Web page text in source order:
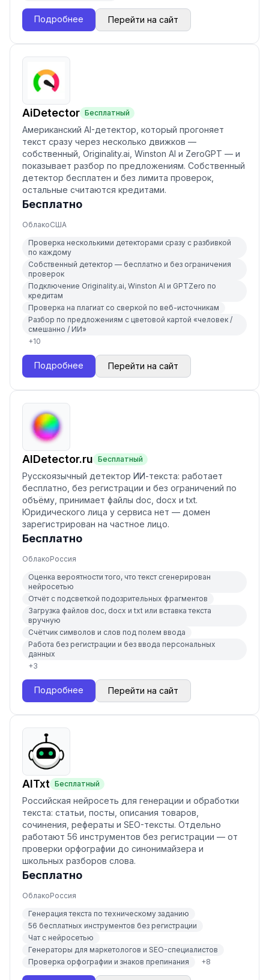
Подробнее Перейти на сайт
AiDetector Бесплатный
Американский AI-детектор, который прогоняет
текст сразу через несколько движков —
собственный, Originality.ai, Winston AI и ZeroGPT — и
показывает разбор по предложениям. Собственный
детектор бесплатен и без лимита проверок,
остальные считаются кредитами.
Бесплатно
ОблакоСША
Проверка несколькими детекторами сразу с разбивкой
по каждому
Собственный детектор — бесплатно и без ограничения
проверок
Подключение Originality.ai, Winston AI и GPTZero по
кредитам
Проверка на плагиат со сверкой по веб-источникам
Разбор по предложениям с цветовой картой «человек /
смешанно / ИИ»
+10
Подробнее Перейти на сайт
AIDetector.ru Бесплатный
Русскоязычный детектор ИИ-текста: работает
бесплатно, без регистрации и без ограничений по
объёму, принимает файлы doc, docx и txt.
Юридического лица у сервиса нет — домен
зарегистрирован на частное лицо.
Бесплатно
ОблакоРоссия
Оценка вероятности того, что текст сгенерирован
нейросетью
Отчёт с подсветкой подозрительных фрагментов
Загрузка файлов doc, docx и txt или вставка текста
вручную
Счётчик символов и слов под полем ввода
Работа без регистрации и без ввода персональных
данных
+3
Подробнее Перейти на сайт
AITxt Бесплатный
Российская нейросеть для генерации и обработки
текста: статьи, посты, описания товаров,
сочинения, рефераты и SEO-тексты. Отдельно
работают 56 инструментов без регистрации — от
проверки орфографии до синонимайзера и
школьных разборов слова.
Бесплатно
ОблакоРоссия
Генерация текста по техническому заданию
56 бесплатных инструментов без регистрации
Чат с нейросетью
Генераторы для маркетологов и SEO-специалистов
Проверка орфографии и знаков препинания
+8